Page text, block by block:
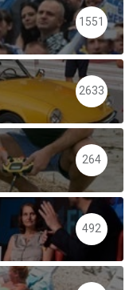
1551
2633
264
492